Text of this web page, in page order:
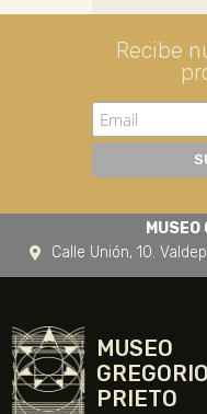
TIENDA
NOTICIAS
Recibe
MUSEO
Calle Unión, 10.
MUSEO
GREGORIO
PRIETO